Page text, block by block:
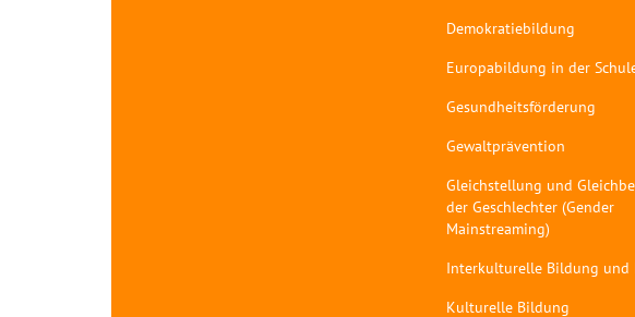
Demokratiebildung
Europabildung in der
Gesundheitsförderung
Gewaltprävention
Gleichstellung und
der Geschlechter (Gender
Mainstreaming)
Interkulturelle Bildung und
Kulturelle Bildung